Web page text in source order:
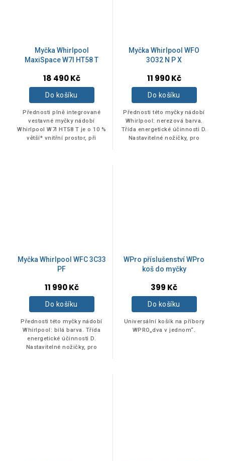
Akce 0
Novinka 0
Tip 0
Ano 38
Ne 15
VHODNÉ PRO KUCHYNĚ IKEA METOD
Myčka Whirlpool
MaxiSpace W7I HT58 T
18 490 Kč
Do košíku
Přednosti plně integrované
vestavné myčky nádobí
Whirlpool W7I HT58 T je o 10 %
větší* vnitřní prostor, při
Myčka Whirlpool WFO
3O32 N P X
11 990 Kč
Do košíku
Přednosti této myčky nádobí
Whirlpool: nerezová barva.
Třída energetické účinnosti D.
Nastavitelné nožičky, pro
Myčka Whirlpool WFC 3C33
PF
11 990 Kč
Do košíku
Přednosti této myčky nádobí
Whirlpool: bílá barva. Třída
energetické účinnosti D.
Nastavitelné nožičky, pro
WPro příslušenství WPro
koš do myčky
399 Kč
Do košíku
Universální košík na příbory
WPRO„dva v jednom“.